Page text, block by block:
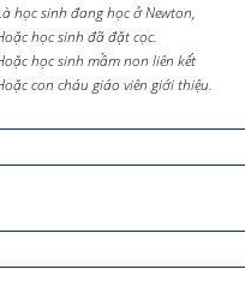
học sinh đang học ở Newton,
học sinh đã đặt cọc.
học sinh mầm non liên kết
con cháu giáo viên giới thiệu.